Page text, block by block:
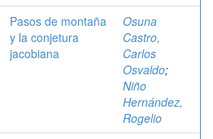
Pasos de montaña
y la conjetura
jacobiana
Osuna
Castro,
Carlos
Osvaldo;
Niño
Hernández,
Rogelio